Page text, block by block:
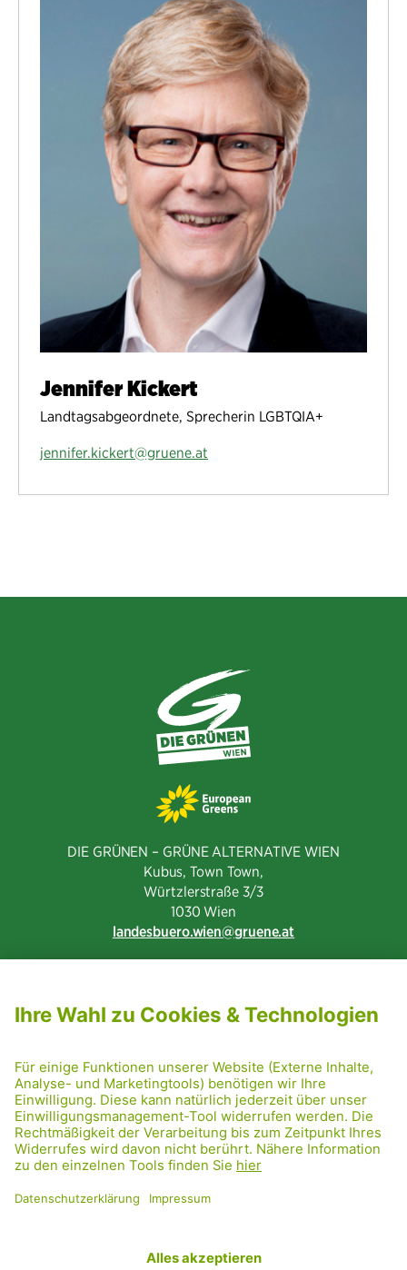
Jennifer Kickert
Landtagsabgeordnete, Sprecherin LGBTQIA+
jennifer.kickert@gruene.at
DIE GRÜNEN – GRÜNE ALTERNATIVE WIEN
Kubus, Town Town,
Würtzlerstraße 3/3​
1030 Wien
landesbuero.wien
gruene.at
PRESSE
GRÜNE RADRETTUNG
FRIDAY NIGHTSKATING
NETIQUETTE
DATENSCHUTZ
TRANSPARENZ